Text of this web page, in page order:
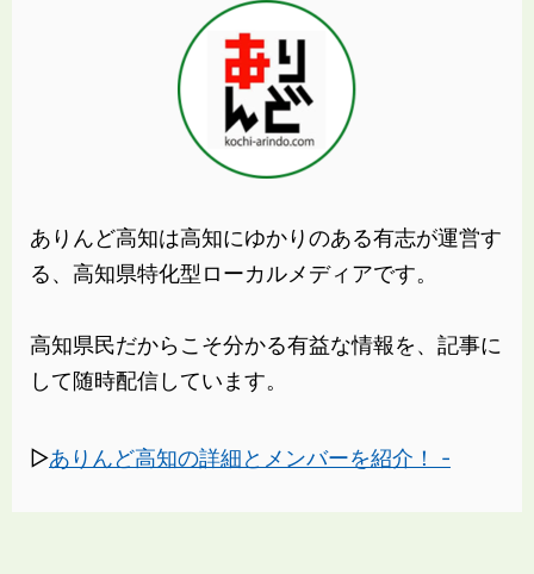
ありんど高知は高知にゆかりのある有志が運営す
る、高知県特化型ローカルメディアです。
高知県民だからこそ分かる有益な情報を、記事に
して随時配信しています。
▷ありんど高知の詳細とメンバーを紹介！ -